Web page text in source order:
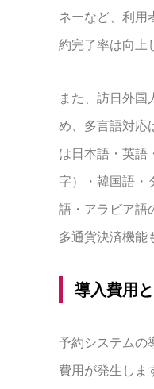
ネーなど、利用
約完了率は向上
また、訪日外国
め、多言語対応
は日本語・英語
字）・韓国語・
語・アラビア語
多通貨決済機能
導入費用
予約システムの
費用が発生しま